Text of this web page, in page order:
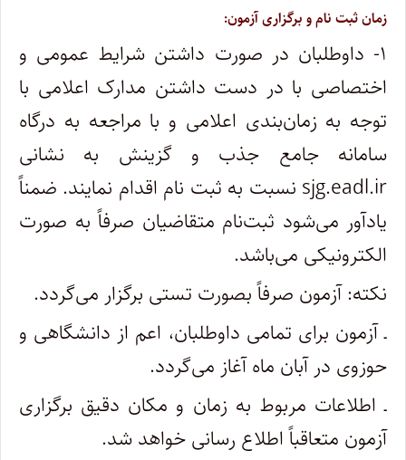
زمان ثبت نام و برگزاری آزمون:
۱- داوطلبان در صورت داشتن شرایط عمومی و
اختصاصی با در دست داشتن مدارک اعلامی با
توجه به زمان‌بندی اعلامی و با مراجعه به درگاه
سامانه جامع جذب و گزینش به نشانی
sjg.eadl.ir نسبت به ثبت نام اقدام نمایند. ضمناً
یادآور می‌شود ثبت‌نام متقاضیان صرفاً به صورت
الکترونیکی می‌باشد.
نکته: آزمون صرفاً بصورت تستی برگزار می‌گردد.
ـ آزمون برای تمامی داوطلبان، اعم از دانشگاهی و
حوزوی در آبان ماه آغاز می‌گردد.
ـ اطلاعات مربوط به زمان و مکان دقیق برگزاری
آزمون متعاقباً اطلاع رسانی خواهد شد.